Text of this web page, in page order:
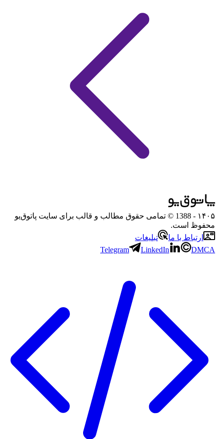
۱۴۰۵
- 1388 © تمامی حقوق مطالب و قالب برای سایت پاتوق‌یو
محفوظ است.
ارتباط با ما
تبلیغات
Telegram
LinkedIn DMCA